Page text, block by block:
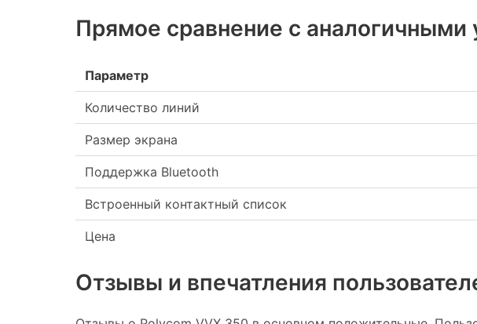
Прямое сравнение с аналогичными
Параметр
Количество линий
Размер экрана
Поддержка Bluetooth
Встроенный контактный список
Цена
Отзывы и впечатления